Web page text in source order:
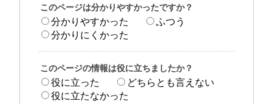
このページは分かりやすかったですか？
分かりやすかった
ふつう
分かりにくかった
このページの情報は役に立ちましたか？
役に立った
どちらとも言えない
役に立たなかった